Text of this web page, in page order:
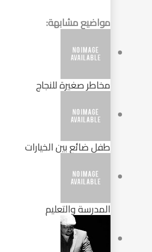
مواضيع مشابهة:
مخاطر صغيرة للنجاج
طفل ضائع بين الخيارات
المدرسة والتعليم